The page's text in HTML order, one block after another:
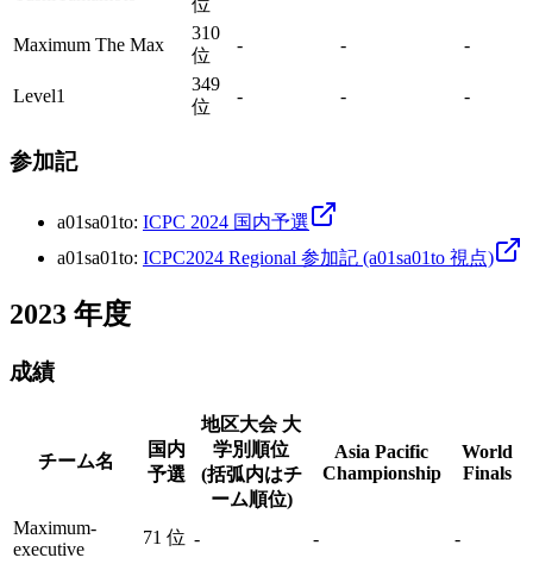
位
Maximum The Max
310
位
- - -
Level1
349
位
- - -
参加記
a01sa01to: ICPC 2024 国内予選
a01sa01to: ICPC2024 Regional 参加記 (a01sa01to 視点)
2023 年度
成績
チーム名
国内
予選
地区大会 大
学別順位
(括弧内はチ
ーム順位)
Asia Pacific
Championship
World
Finals
Maximum-
executive
71 位 - - -